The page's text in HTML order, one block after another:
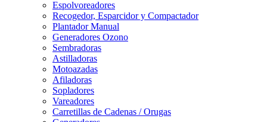
Espolvoreadores
Recogedor, Esparcidor y Compactador
Plantador Manual
Generadores Ozono
Sembradoras
Astilladoras
Motoazadas
Afiladoras
Sopladores
Vareadores
Carretillas de Cadenas / Orugas